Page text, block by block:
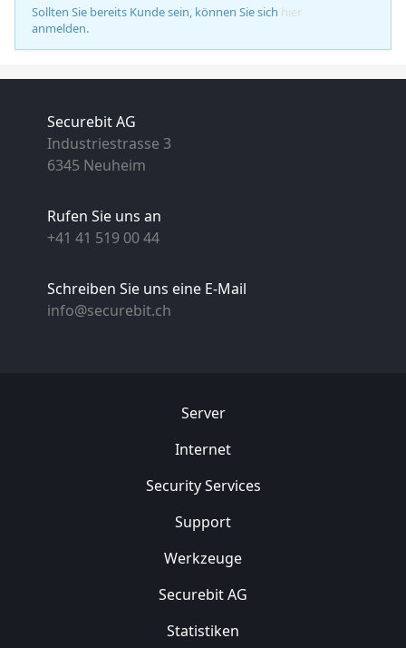
Sollten Sie bereits Kunde sein, können Sie sich hier
anmelden.
Securebit AG
Industriestrasse 3
6345 Neuheim
Rufen Sie uns an
+41 41 519 00 44
Schreiben Sie uns eine E-Mail
info@securebit.ch
Server
Internet
Security Services
Support
Werkzeuge
Securebit AG
Statistiken